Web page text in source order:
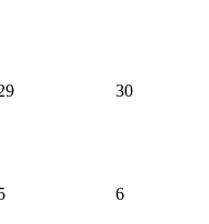
30
6